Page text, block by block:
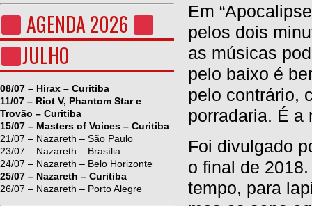
AGENDA 2026
JULHO
08/07 – Hirax – Curitiba
11/07 – Riot V, Phantom Star e
Trovão – Curitiba
15/07 – Masters of Voices – Curitiba
21/07 – Nazareth – São Paulo
23/07 – Nazareth – Brasília
24/07 – Nazareth – Belo Horizonte
25/07 – Nazareth – Curitiba
26/07 – Nazareth – Porto Alegre
Em
pelos dois
as músicas
pelo baixo é
pelo contrário,
porradaria. É a
Foi divulgado
o final de
tempo, para